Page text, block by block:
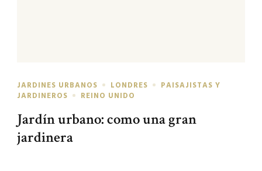
JARDINES URBANOS LONDRES
PAISAJISTAS Y
JARDINEROS
REINO UNIDO
Jardín urbano: como una gran
jardinera